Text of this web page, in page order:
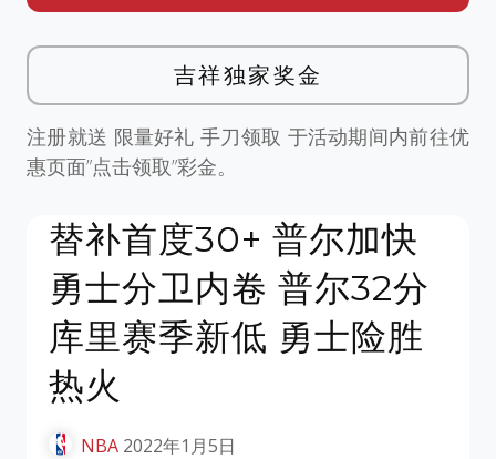
替补首度30+ 普尔加快
勇士分卫内卷 普尔32分
库里赛季新低 勇士险胜
热火
NBA 2022年1月5日
吉祥独家奖金
注册就送 限量好礼 手刀领取 于活动期间内前往优
惠页面”点击领取”彩金。